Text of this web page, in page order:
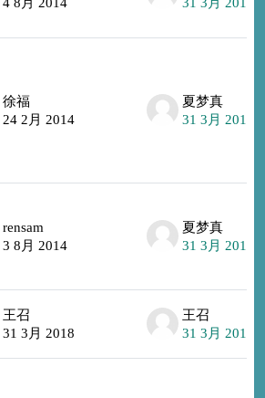
徐福
24 2月 2014
夏梦真
31 3月 2018
rensam
3 8月 2014
夏梦真
31 3月 2018
王召
31 3月 2018
王召
31 3月 2018